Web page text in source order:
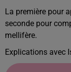
La première pour
seconde pour
mellifère.
Explications avec